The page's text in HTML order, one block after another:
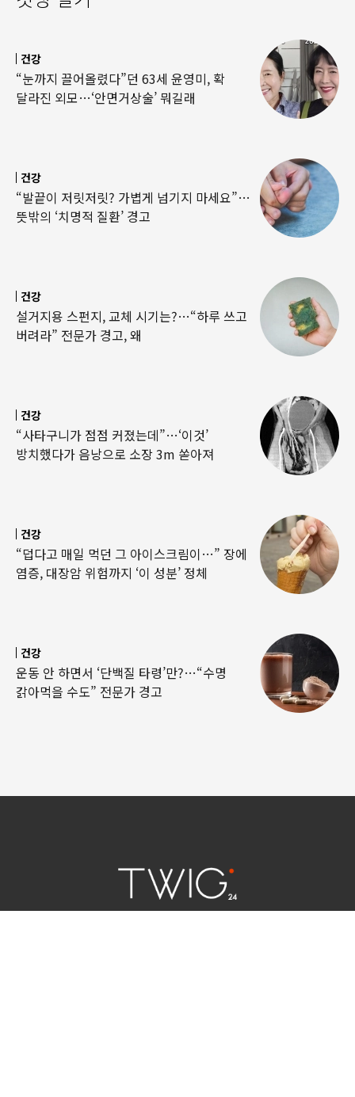
건강
“눈까지 끌어올렸다”던 63세 윤영미, 확
달라진 외모…‘안면거상술’ 뭐길래
건강
“발끝이 저릿저릿? 가볍게 넘기지 마세요”…
뜻밖의 ‘치명적 질환’ 경고
건강
설거지용 스펀지, 교체 시기는?…“하루 쓰고
버려라” 전문가 경고, 왜
건강
“사타구니가 점점 커졌는데”…‘이것’
방치했다가 음낭으로 소장 3m 쏟아져
건강
“덥다고 매일 먹던 그 아이스크림이…” 장에
염증, 대장암 위험까지 ‘이 성분’ 정체
건강
운동 안 하면서 ‘단백질 타령’만?…“수명
갉아먹을 수도” 전문가 경고